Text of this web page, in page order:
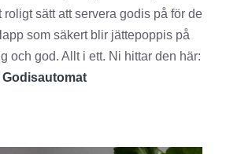
sätt att servera godis på för de
som säkert blir jättepoppis på
och god. Allt i ett. Ni hittar den här: